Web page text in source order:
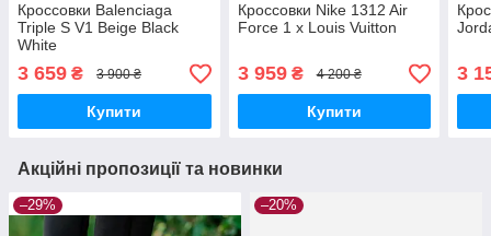
Кроссовки Balenciaga
Triple S V1 Beige Black
White
3 659 ₴ 3 900 ₴
Купити
Кроссовки Nike 1312 Air
Force 1 x Louis Vuitton
3 959₴ 4 200 ₴
Купити
3
Акційні пропозиції та новинки
–29% –20%